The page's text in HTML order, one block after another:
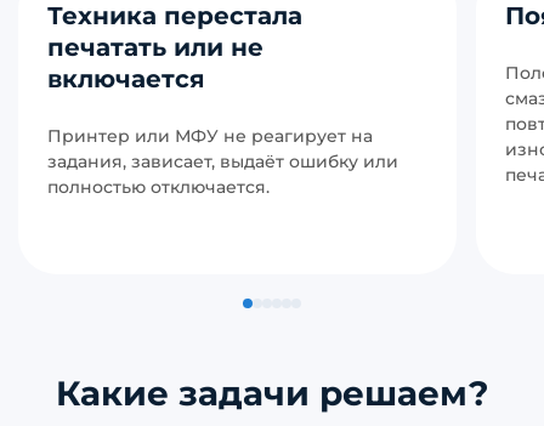
Техника перестала
печатать или не
включается
Принтер или МФУ не реагирует на
задания, зависает, выдаёт ошибку или
полностью отключается.
Какие задачи решаем?